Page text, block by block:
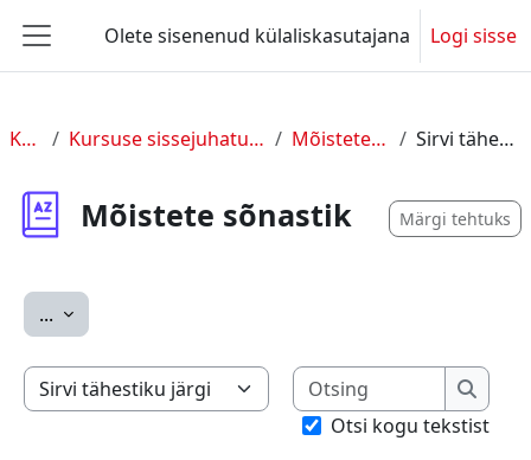
Küljepaneel
Olete sisenenud külaliskasutajana Logi sisse
KUL 2 Kursuse sissejuhatus ja üldine info Mõistete sõnastik Sirvi tähestiku järgi
Mõistete sõnastik Märgi tehtuks
... Ekspordi sissekanded
Saate selle indeksi abil sõnastikku sirvida
Otsing
Otsing
Otsi kogu tekstist